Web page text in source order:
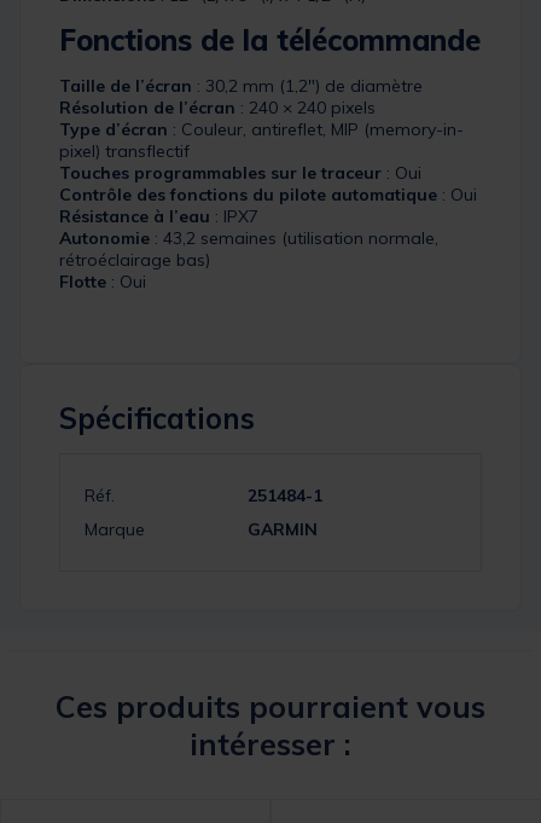
Fonctions de la télécommande
Taille de l’écran : 30,2 mm (1,2″) de diamètre
Résolution de l’écran : 240 × 240 pixels
Type d’écran : Couleur, antireflet, MIP (memory-in-
pixel) transflectif
Touches programmables sur le traceur : Oui
Contrôle des fonctions du pilote automatique : Oui
Résistance à l’eau : IPX7
Autonomie : 43,2 semaines (utilisation normale,
rétroéclairage bas)
Flotte : Oui
Spécifications
Réf.
251484-1
Marque
GARMIN
Ces produits pourraient vous
intéresser :